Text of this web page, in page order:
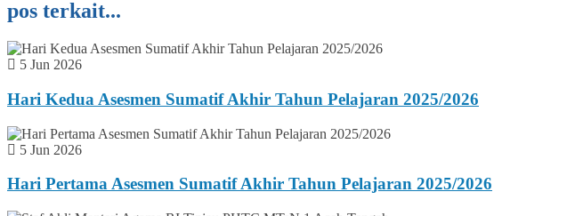
pos terkait...
5 Jun 2026
Hari Kedua Asesmen Sumatif Akhir Tahun Pelajaran 2025/2026
5 Jun 2026
Hari Pertama Asesmen Sumatif Akhir Tahun Pelajaran 2025/2026